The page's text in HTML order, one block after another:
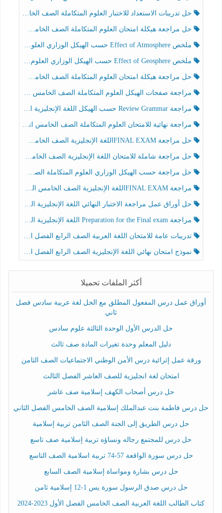
حل تدريبات الاستعداد للاختبار العلوم المتكاملة الصف الخامس عام الفصل الثالث
حل مراجعة هيكلة امتحان العلوم المتكاملة الصف الخامس انسبير الفصل الثالث
ملخص Effect of Atmosphere حسب الهيكل الوزاري العلوم المتكاملة الصف الخامس انسبير الفصل الثالث
ملخص Effect of Geosphere حسب الهيكل الوزاري العلوم المتكاملة الصف الخامس انسبير الفصل الثالث
حل مراجعة هيكلة امتحان العلوم المتكاملة الصف الخامس عام الفصل الثالث
مراجعة صفحات الهيكل العلوم المتكاملة الصف الخامس انسبير الفصل الثالث
مراجعة Review Grammar حسب الهيكل اللغة الإنجليزية الصف الخامس الفصل الثالث
مراجعة نهائية للامتحان العلوم المتكاملة الصف الخامس انسبير الفصل الثالث
حل مراجعة FINAL EXAMاللغة الإنجليزية الصف الخامس الفصل الثالث
حل مراجعة شاملة للامتحان اللغة الإنجليزية الصف الخامس الفصل الثالث
حل مراجعة حسب الهيكل الوزاري العلوم المتكاملة الصف الخامس عام الفصل الثالث
مراجعة FINAL EXAMاللغة الإنجليزية الصف الخامس الفصل الثالث
حل أوراق عمل مراجعة الاختبار النهائي اللغة الإنجليزية الصف الرابع الفصل الثالث
مراجعة Preparation for the Final exam اللغة الإنجليزية الصف الرابع الفصل الثالث
تدريبات عامة للامتحان اللغة العربية الصف الرابع الفصل الثالث
نموذج امتحان نهائي اللغة الإنجليزية الصف الرابع الفصل الثالث
أكثر الملفات تحميلا
أوراق عمل درس المفعول المطلق مع الحل لغة عربية سادس فصل
ثاني
حل الدرس الأول الوحدة الثالثة علوم سادس
دليل المعلم وحدة تغيرات المادة صف ثالث
ورقة عمل إثرائية درس الأمن الوطني الاجتماعيات الصف الثامن
امتحان لغة انجليزية للصف العاشر الفصل الثالث
حل درس أصحاب الكهف إسلامية صف عاشر
حل درس فاطمة بنت عبدالملك إسلامية الصف الخامس الفصل الثاني
حل درس الطريق إلى الجنة الصف الثامن تربية إسلامية
حل درس للمجتمع رجاله ونساؤه تربية إسلامية صف تاسع
حل درس سورة الواقعة 57-74 تربية اسلامية الصف التاسع
حل درس بشارة ومواساة إسلامية الصف السابع
حل درس صدق الرسول سورة يس 1-12 إسلامية ثامن
كتاب الطالب اللغة العربية الصف الخامس الفصل الأول 2023-2024